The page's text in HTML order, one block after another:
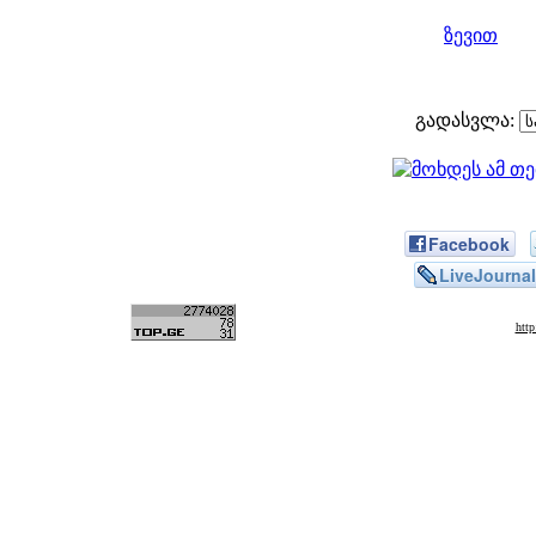
ზევით
გადასვლა:
Facebook
LiveJournal